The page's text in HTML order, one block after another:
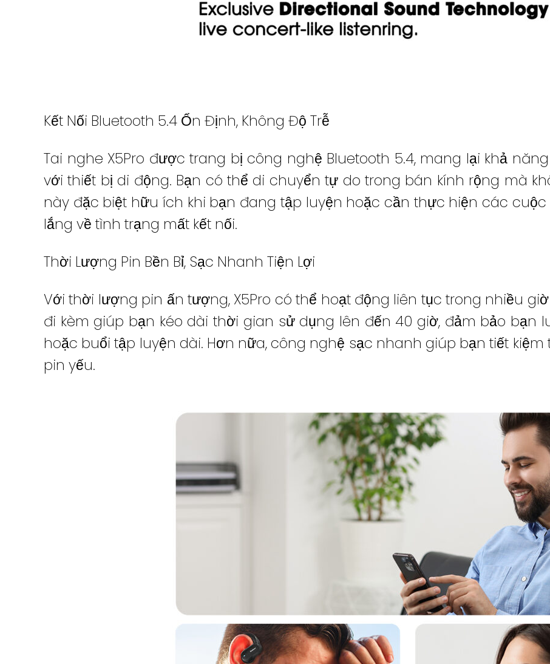
Kết Nối Bluetooth 5.4 Ổn Định, Không Độ Trễ
Tai nghe X5Pro được trang bị công nghệ Bluetooth 5.4, mang lại khả
với thiết bị di động. Bạn có thể di chuyển tự do trong bán kính rộng mà
này đặc biệt hữu ích khi bạn đang tập luyện hoặc cần thực hiện các
lắng về tình trạng mất kết nối.
Thời Lượng Pin Bền Bỉ, Sạc Nhanh Tiện Lợi
Với thời lượng pin ấn tượng, X5Pro có thể hoạt động liên tục trong nhiều
đi kèm giúp bạn kéo dài thời gian sử dụng lên đến 40 giờ, đảm bảo bạn
hoặc buổi tập luyện dài. Hơn nữa, công nghệ sạc nhanh giúp bạn tiết
pin yếu.